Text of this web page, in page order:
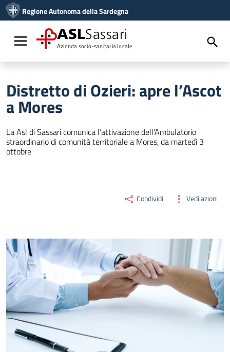
Vai al menu di navigazione
Vai al footer
Regione Autonoma della Sardegna
Toggle navigation
ASLSassari
Azienda socio-sanitaria locale
Distretto di Ozieri: apre l’Ascot
a Mores
La Asl di Sassari comunica l’attivazione dell’Ambulatorio
straordinario di comunità territoriale a Mores, da martedì 3
ottobre
Condividi Vedi azioni